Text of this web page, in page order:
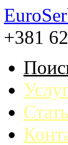
+381